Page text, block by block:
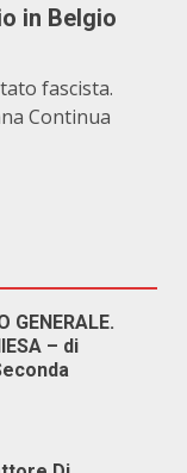
in Belgio
fascista.
Continua
GENERALE.
– di